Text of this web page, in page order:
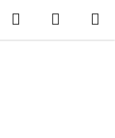
Hledat
KOŠÍK